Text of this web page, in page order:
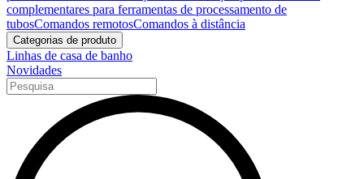
complementares para ferramentas de processamento de
tubosComandos remotosComandos à distância
Categorias de produto
Linhas de casa de banho
Novidades